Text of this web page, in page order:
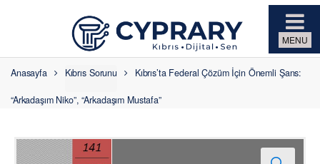
Anasayfa Kıbrıs Sorunu Kıbrıs’ta Federal Çözüm İçin Önemli Şans:
“Arkadaşım Niko”, “Arkadaşım Mustafa”